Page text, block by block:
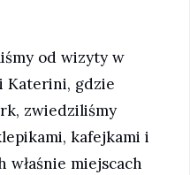
od wizyty w
Katerini, gdzie
zwiedziliśmy
kafejkami i
właśnie miejscach